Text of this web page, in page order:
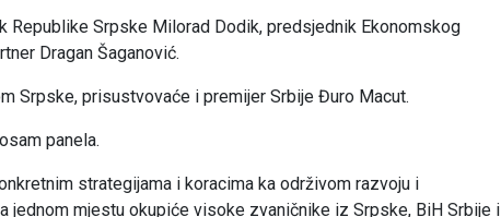
Republike Srpske Milorad Dodik, predsjednik Ekonomskog
Dragan Šaganović.
Srpske, prisustvovaće i premijer Srbije Đuro Macut.
panela.
strategijama i koracima ka održivom razvoju i
jednom mjestu okupiće visoke zvaničnike iz Srpske, BiH Srbije i